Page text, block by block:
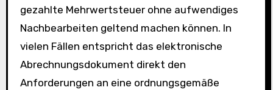
gezahlte Mehrwertsteuer ohne aufwendiges
Nachbearbeiten geltend machen können. In
vielen Fällen entspricht das elektronische
Abrechnungsdokument direkt den
Anforderungen an eine ordnungsgemäße